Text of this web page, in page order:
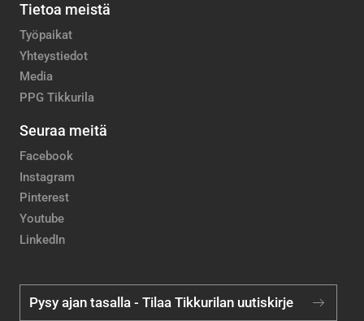
Tietoa meistä
Työpaikat
Yhteystiedot
Media
PPG Tikkurila
Seuraa meitä
Facebook
Instagram
Pinterest
Youtube
LinkedIn
Pysy ajan tasalla - Tilaa Tikkurilan uutiskirje